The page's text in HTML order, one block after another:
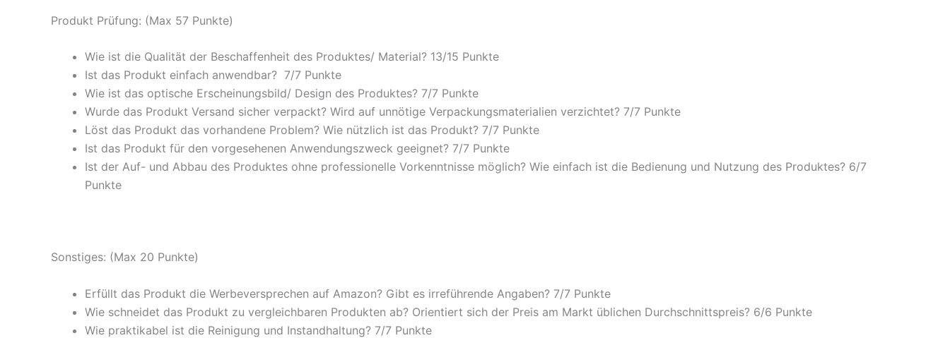
Produkt Prüfung: (Max 57 Punkte)
Wie ist die Qualität der Beschaffenheit des Produktes/ Material? 13/15 Punkte
Ist das Produkt einfach anwendbar? 7/7 Punkte
Wie ist das optische Erscheinungsbild/ Design des Produktes? 7/7 Punkte
Wurde das Produkt Versand sicher verpackt? Wird auf unnötige Verpackungsmaterialien verzichtet? 7/7 Punkte
Löst das Produkt das vorhandene Problem? Wie nützlich ist das Produkt? 7/7 Punkte
Ist das Produkt für den vorgesehenen Anwendungszweck geeignet? 7/7 Punkte
Ist der Auf- und Abbau des Produktes ohne professionelle Vorkenntnisse möglich? Wie einfach ist die Bedienung und Nutzung des Produktes? 6/7
Punkte
Sonstiges: (Max 20 Punkte)
Erfüllt das Produkt die Werbeversprechen auf Amazon? Gibt es irreführende Angaben? 7/7 Punkte
Wie schneidet das Produkt zu vergleichbaren Produkten ab? Orientiert sich der Preis am Markt üblichen Durchschnittspreis? 6/6 Punkte
Wie praktikabel ist die Reinigung und Instandhaltung? 7/7 Punkte